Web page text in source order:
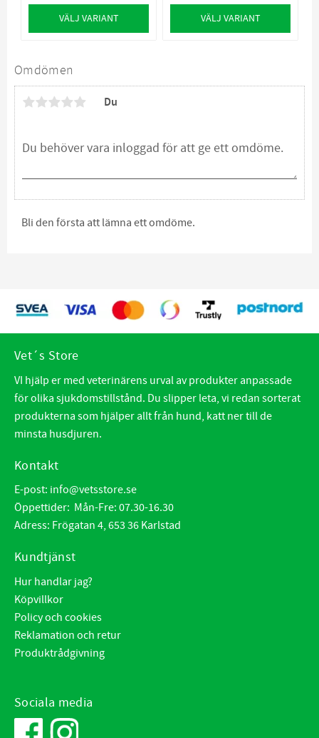
Omdömen
Du
Bli den första att lämna ett omdöme.
VÄLJ VARIANT VÄLJ VARIANT
Vet´s Store
VI hjälp er med veterinärens urval av produkter anpassade
för olika sjukdomstillstånd. Du slipper leta, vi redan sorterat
produkterna som hjälper allt från hund, katt ner till de
minsta husdjuren.
Kontakt
E-post: info@vetsstore.se
Öppettider: Mån-Fre: 07.30-16.30
Adress: Frögatan 4, 653 36 Karlstad
Kundtjänst
Hur handlar jag?
Köpvillkor
Policy och cookies
Reklamation och retur
Produktrådgivning
Sociala media